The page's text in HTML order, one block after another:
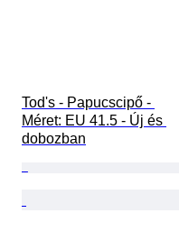
Tod's - Papucscipő -
Méret: EU 41.5 - Új és
dobozban